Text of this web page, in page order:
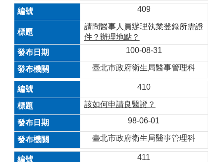
409
請問醫事人員辦理執業登錄所需證
件？辦理地點？
100-08-31
臺北市政府衛生局醫事管理科
410
該如何申請良醫證？
98-06-01
臺北市政府衛生局醫事管理科
411